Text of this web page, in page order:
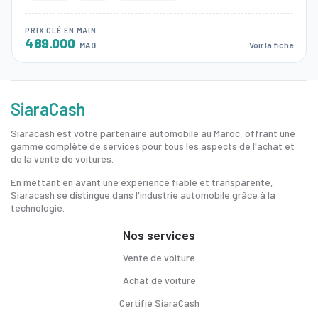
PRIX CLÉ EN MAIN
489.000 MAD Voir la fiche
SiaraCash
Siaracash est votre partenaire automobile au Maroc, offrant une
gamme complète de services pour tous les aspects de l'achat et
de la vente de voitures.
En mettant en avant une expérience fiable et transparente,
Siaracash se distingue dans l'industrie automobile grâce à la
technologie.
Nos services
Vente de voiture
Achat de voiture
Certifié SiaraCash